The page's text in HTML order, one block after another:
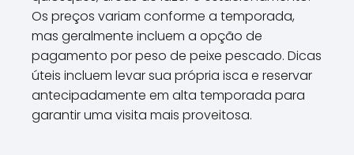
Os preços variam conforme a temporada,
mas geralmente incluem a opção de
pagamento por peso de peixe pescado. Dicas
úteis incluem levar sua própria isca e reservar
antecipadamente em alta temporada para
garantir uma visita mais proveitosa.